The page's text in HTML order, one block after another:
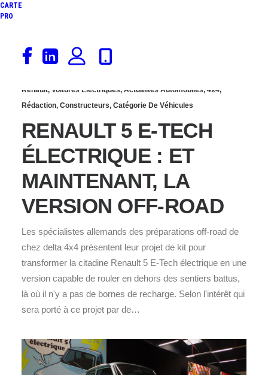
CARTE
PRO
Renault, Voitures Électriques, Actualités Automobiles, 4x4,
Rédaction, Constructeurs, Catégorie De Véhicules
RENAULT 5 E-TECH
ÉLECTRIQUE : ET
MAINTENANT, LA
VERSION OFF-ROAD
Les spécialistes allemands des préparations off-road de
chez delta 4x4 présentent leur projet de kit pour
transformer la citadine Renault 5 E-Tech électrique en une
version capable de rouler en dehors des sentiers battus,
là où il n'y a pas de bornes de recharge. Selon l'intérêt qui
sera porté à ce projet par de…